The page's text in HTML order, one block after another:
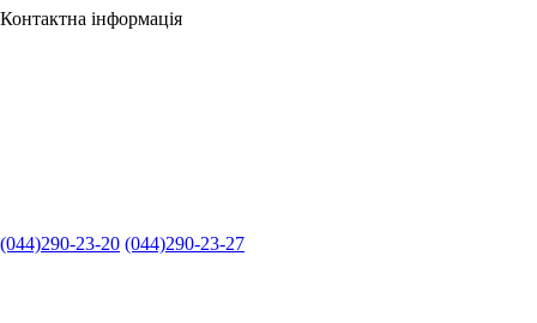
Контактна інформація
(044)290-23-20 (044)290-23-27